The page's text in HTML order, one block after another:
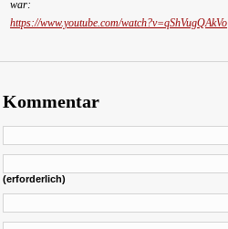
war:
https://www.youtube.com/watch?v=qShVugQAkVo
Kommentar
(erforderlich)